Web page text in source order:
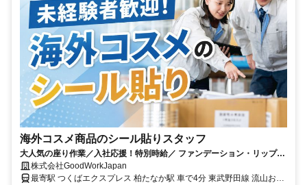
海外コスメ商品のシール貼りスタッフ
大人気の座り作業／入社応援！特別時給／ ファンデーション・リップ商
品のラベルシール貼り／空調完備
株式会社GoodWorkJapan
最寄駅 つくばエクスプレス 柏たなか駅 車で4分 東武野田線 流山おお